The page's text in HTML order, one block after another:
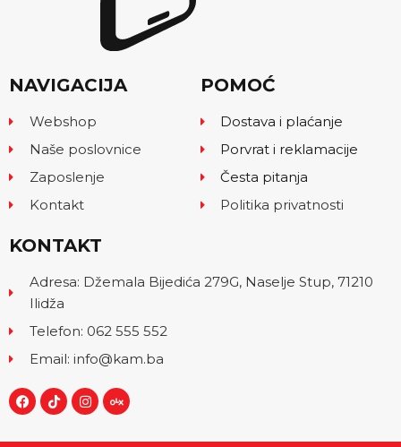
NAVIGACIJA
Webshop
Naše poslovnice
Zaposlenje
Kontakt
POMOĆ
Dostava i plaćanje
Porvrat i reklamacije
Česta pitanja
Politika privatnosti
KONTAKT
Adresa: Džemala Bijedića 279G, Naselje Stup, 71210
Ilidža
Telefon: 062 555 552
Email: info@kam.ba